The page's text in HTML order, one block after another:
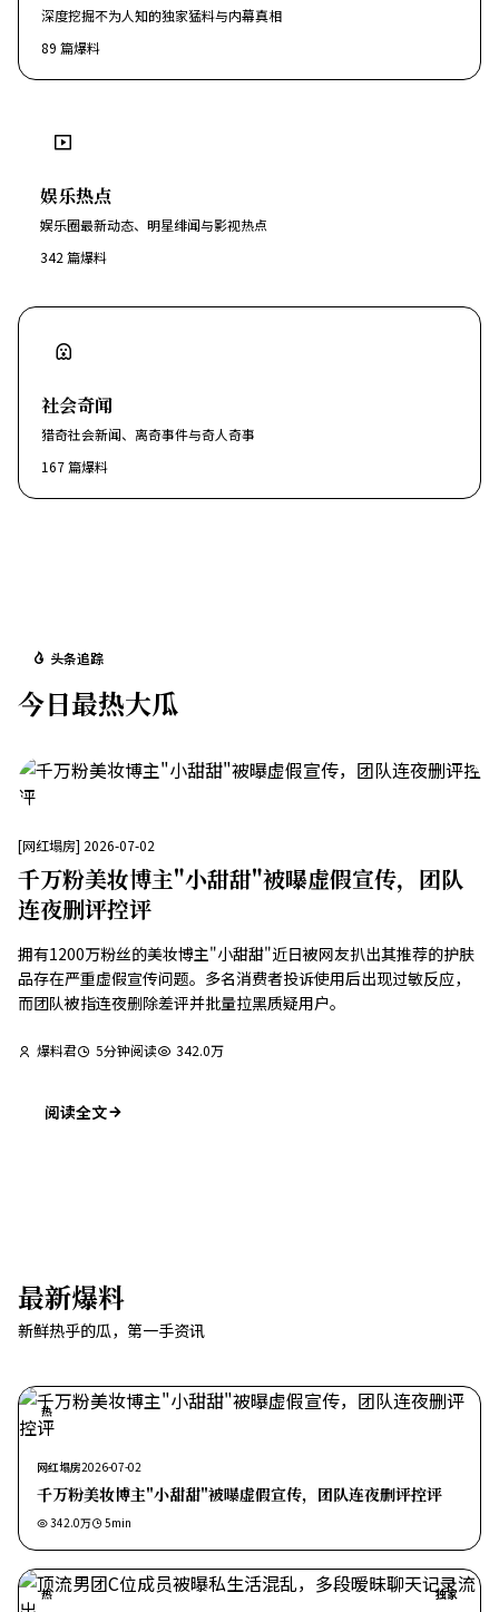
深度挖掘不为人知的独家猛料与内幕真相
89 篇爆料
娱乐热点
娱乐圈最新动态、明星绯闻与影视热点
342 篇爆料
社会奇闻
猎奇社会新闻、离奇事件与奇人奇事
167篇爆料
头条追踪
今日最热大瓜
[网红塌房] 2026-07-02
千万粉美妆博主"小甜甜"被曝虚假宣传，团队
连夜删评控评
拥有1200万粉丝的美妆博主"小甜甜"近日被网友扒出其推荐的护肤
品存在严重虚假宣传问题。多名消费者投诉使用后出现过敏反应，
而团队被指连夜删除差评并批量拉黑质疑用户。
爆料君 5分钟阅读 342.0万
阅读全文
最新爆料
新鲜热乎的瓜，第一手资讯
热
网红塌房2026-07-02
千万粉美妆博主"小甜甜"被曝虚假宣传，团队连夜删评控评
342.0万 5min
热 独家